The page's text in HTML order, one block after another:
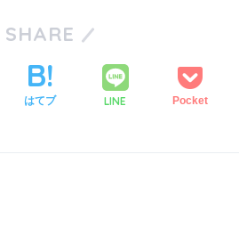
SHARE
はてブ LINE Pocket